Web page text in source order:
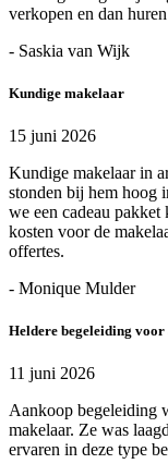
verkopen en dan
- Saskia van Wijk
Kundige makelaar
15 juni 2026
Kundige makelaar in
stonden bij hem hoog
we een cadeau pakket
kosten voor de
offertes.
- Monique Mulder
Heldere begeleiding voor
11 juni 2026
Aankoop begeleiding
makelaar. Ze was
ervaren in deze type